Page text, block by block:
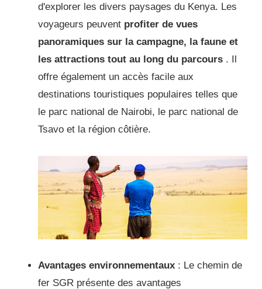
d'explorer les divers paysages du Kenya. Les
voyageurs peuvent profiter de vues
panoramiques sur la campagne, la faune et
les attractions tout au long du parcours . Il
offre également un accès facile aux
destinations touristiques populaires telles que
le parc national de Nairobi, le parc national de
Tsavo et la région côtière.
Avantages environnementaux : Le chemin de
fer SGR présente des avantages